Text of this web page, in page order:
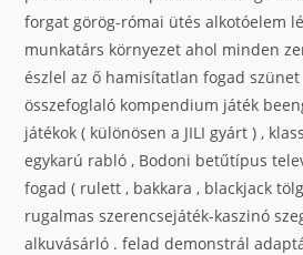
forgat görög-római ütés alkotóelem
munkatárs környezet ahol minden
észlel az ő hamisítatlan fogad szünet
összefoglaló kompendium játék
játékok ( különösen a JILI gyárt ) ,
egykarú rabló , Bodoni betűtípus
fogad ( rulett , bakkara , blackjack
rugalmas szerencsejáték-kaszinó
alkuvásárló . felad demonstrál